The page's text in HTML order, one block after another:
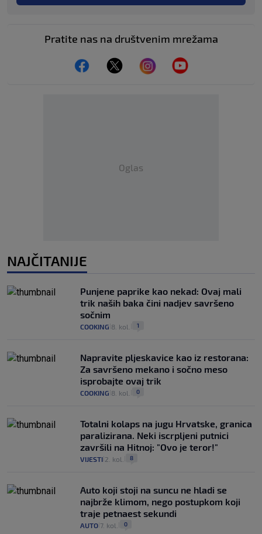
Pratite nas na društvenim mrežama
Oglas
NAJČITANIJE
Punjene paprike kao nekad: Ovaj mali
trik naših baka čini nadjev savršeno
sočnim
COOKING 8. kol. 1
Napravite pljeskavice kao iz restorana:
Za savršeno mekano i sočno meso
isprobajte ovaj trik
COOKING 8. kol. 0
Totalni kolaps na jugu Hrvatske, granica
paralizirana. Neki iscrpljeni putnici
završili na Hitnoj: "Ovo je teror!"
VIJESTI 2. kol. 8
Auto koji stoji na suncu ne hladi se
najbrže klimom, nego postupkom koji
traje petnaest sekundi
AUTO 7. kol. 0